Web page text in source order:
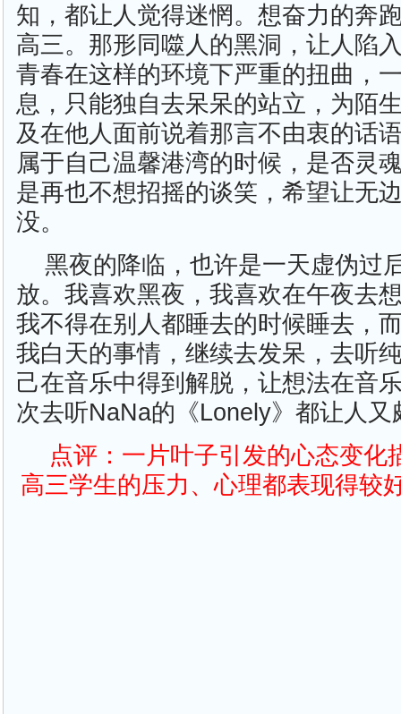
知，都让人觉得迷惘。想奋力的奔
高三。那形同噬人的黑洞，让人陷
青春在这样的环境下严重的扭曲，
息，只能独自去呆呆的站立，为陌
及在他人面前说着那言不由衷的话
属于自己温馨港湾的时候，是否灵
是再也不想招摇的谈笑，希望让无
没。
黑夜的降临，也许是一天虚伪过
放。我喜欢黑夜，我喜欢在午夜去
我不得在别人都睡去的时候睡去，
我白天的事情，继续去发呆，去听
己在音乐中得到解脱，让想法在音
次去听NaNa的《Lonely》都让人又
点评：一片叶子引发的心态变化
高三学生的压力、心理都表现得较